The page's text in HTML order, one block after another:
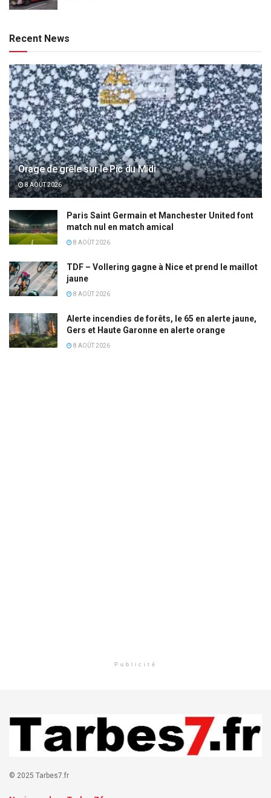
Recent News
Orage de grêle sur le Pic du Midi
8 AOÛT 2026
Paris Saint Germain et Manchester United font
match nul en match amical
8 AOÛT 2026
TDF – Vollering gagne à Nice et prend le maillot
jaune
8 AOÛT 2026
Alerte incendies de forêts, le 65 en alerte jaune,
Gers et Haute Garonne en alerte orange
8 AOÛT 2026
Publicité
© 2025 Tarbes7.fr